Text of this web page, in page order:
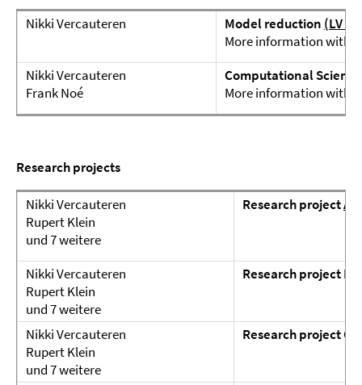
Nikki Vercauteren Model reduction (LV
More information
Nikki Vercauteren
Frank Noé
Computational
More information within
Research projects
Nikki Vercauteren
Rupert Klein
und 7 weitere
Research projectA
Nikki Vercauteren
Rupert Klein
und 7 weitere
Research project B
Nikki Vercauteren
Rupert Klein
und 7 weitere
Research project C